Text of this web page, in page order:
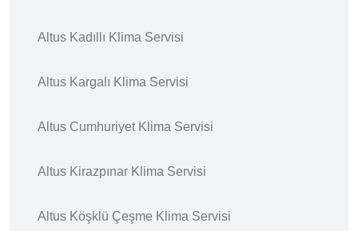
Altus Kadıllı Klima Servisi
Altus Kargalı Klima Servisi
Altus Cumhuriyet Klima Servisi
Altus Kirazpınar Klima Servisi
Altus Köşklü Çeşme Klima Servisi